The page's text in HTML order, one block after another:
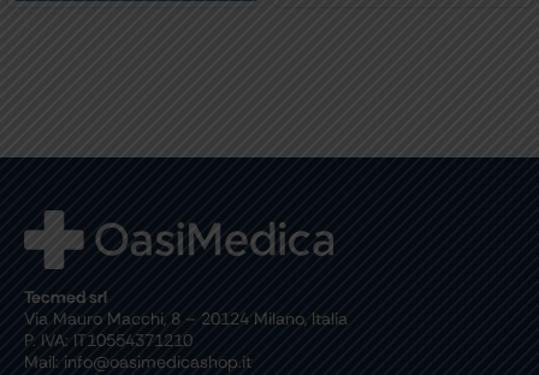
Tecmed srl
Via Mauro Macchi, 8 – 20124 Milano, Italia
P. IVA: IT10554371210
Mail: info@oasimedicashop.it